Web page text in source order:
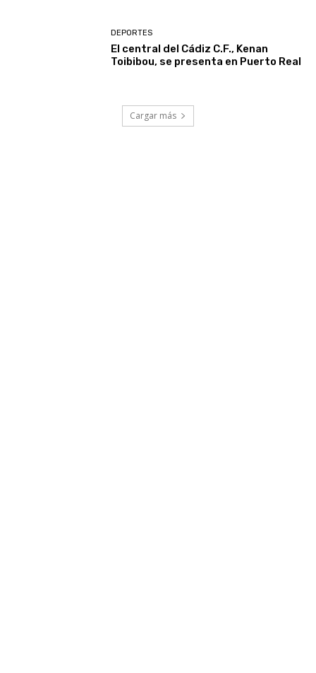
DEPORTES
El central del Cádiz C.F., Kenan
Toibibou, se presenta en Puerto Real
Cargar más